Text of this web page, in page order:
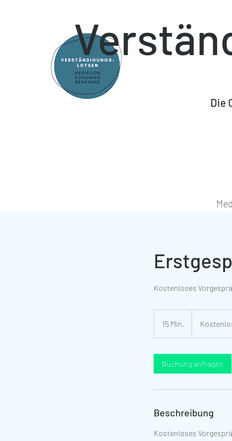
Die
Kostenloses
15 Min.
5
Buchung anfragen
Beschreibung
Kostenloses